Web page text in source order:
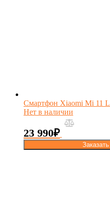
Смартфон Xiaomi Mi 11
Нет в наличии
23 990₽
Заказать